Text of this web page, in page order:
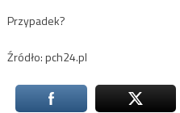
Przypadek?
Źródło: pch24.pl